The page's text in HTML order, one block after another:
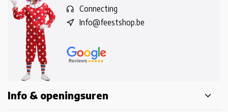
Connecting
Info@feestshop.be
Info & openingsuren